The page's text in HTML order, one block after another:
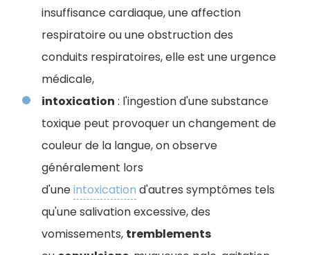
insuffisance cardiaque, une affection
respiratoire ou une obstruction des
conduits respiratoires, elle est une urgence
médicale,
intoxication : l'ingestion d'une substance
toxique peut provoquer un changement de
couleur de la langue, on observe
généralement lors
d'uneintoxication d'autres symptômes tels
qu'une salivation excessive, des
vomissements, tremblements